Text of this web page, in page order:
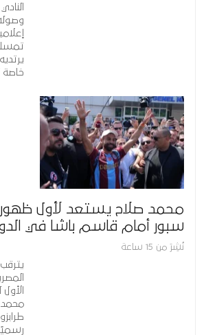
تمسك
خاصة
محمد صلاح يستعد لأول ظهور
سبور أمام قاسم باشا في
نُشِرَ من 15 ساعة
محمد